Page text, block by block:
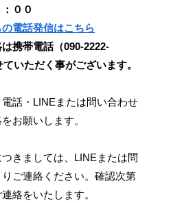
００
電話発信はこちら
携帯電話（090-2222-
いただく事がございます。
話・LINEまたは問い合わせ
お願いします。
きましては、LINEまたは問
ご連絡ください。確認次第
絡をいたします。